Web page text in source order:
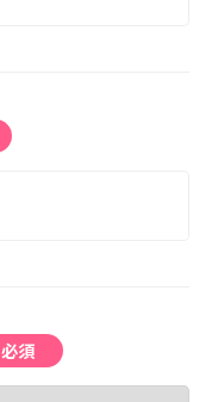
必須